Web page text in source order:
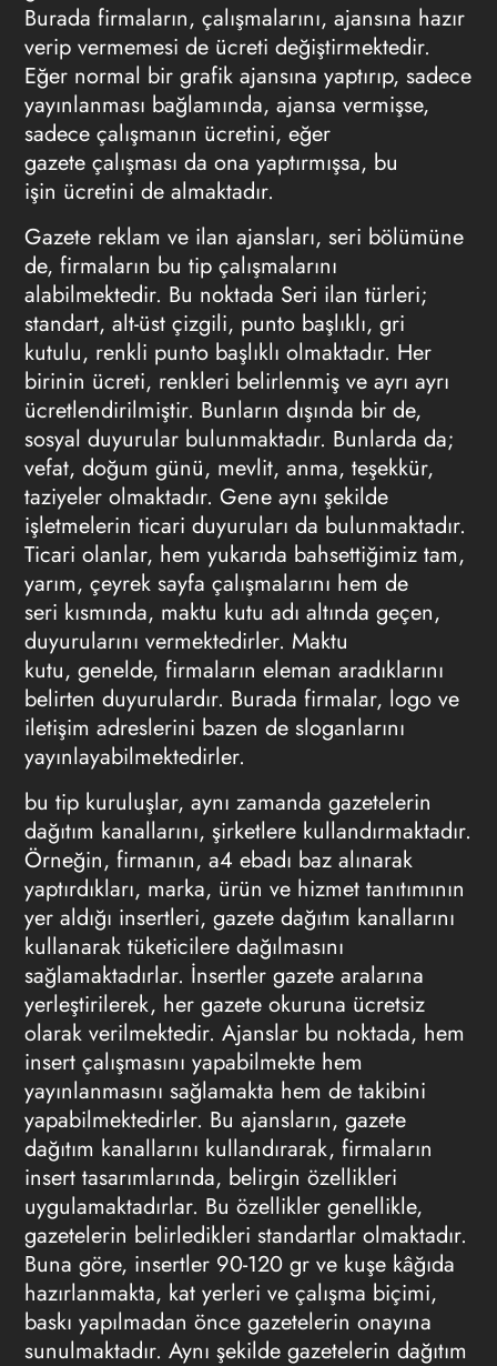
Burada firmaların, çalışmalarını, ajansına hazır
verip vermemesi de ücreti değiştirmektedir.
Eğer normal bir grafik ajansına yaptırıp, sadece
yayınlanması bağlamında, ajansa vermişse,
sadece çalışmanın ücretini, eğer
gazete çalışması da ona yaptırmışsa, bu
işin ücretini de almaktadır.
Gazete reklam ve ilan ajansları, seri bölümüne
de, firmaların bu tip çalışmalarını
alabilmektedir. Bu noktada Seri ilan türleri;
standart, alt-üst çizgili, punto başlıklı, gri
kutulu, renkli punto başlıklı olmaktadır. Her
birinin ücreti, renkleri belirlenmiş ve ayrı ayrı
ücretlendirilmiştir. Bunların dışında bir de,
sosyal duyurular bulunmaktadır. Bunlarda da;
vefat, doğum günü, mevlit, anma, teşekkür,
taziyeler olmaktadır. Gene aynı şekilde
işletmelerin ticari duyuruları da bulunmaktadır.
Ticari olanlar, hem yukarıda bahsettiğimiz tam,
yarım, çeyrek sayfa çalışmalarını hem de
seri kısmında, maktu kutu adı altında geçen,
duyurularını vermektedirler. Maktu
kutu, genelde, firmaların eleman aradıklarını
belirten duyurulardır. Burada firmalar, logo ve
iletişim adreslerini bazen de sloganlarını
yayınlayabilmektedirler.
bu tip kuruluşlar, aynı zamanda gazetelerin
dağıtım kanallarını, şirketlere kullandırmaktadır.
Örneğin, firmanın, a4 ebadı baz alınarak
yaptırdıkları, marka, ürün ve hizmet tanıtımının
yer aldığı insertleri, gazete dağıtım kanallarını
kullanarak tüketicilere dağılmasını
sağlamaktadırlar. İnsertler gazete aralarına
yerleştirilerek, her gazete okuruna ücretsiz
olarak verilmektedir. Ajanslar bu noktada, hem
insert çalışmasını yapabilmekte hem
yayınlanmasını sağlamakta hem de takibini
yapabilmektedirler. Bu ajansların, gazete
dağıtım kanallarını kullandırarak, firmaların
insert tasarımlarında, belirgin özellikleri
uygulamaktadırlar. Bu özellikler genellikle,
gazetelerin belirledikleri standartlar olmaktadır.
Buna göre, insertler 90-120 gr ve kuşe kâğıda
hazırlanmakta, kat yerleri ve çalışma biçimi,
baskı yapılmadan önce gazetelerin onayına
sunulmaktadır. Aynı şekilde gazetelerin dağıtım